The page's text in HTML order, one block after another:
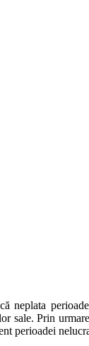
neplata
sale. Prin
perioadei